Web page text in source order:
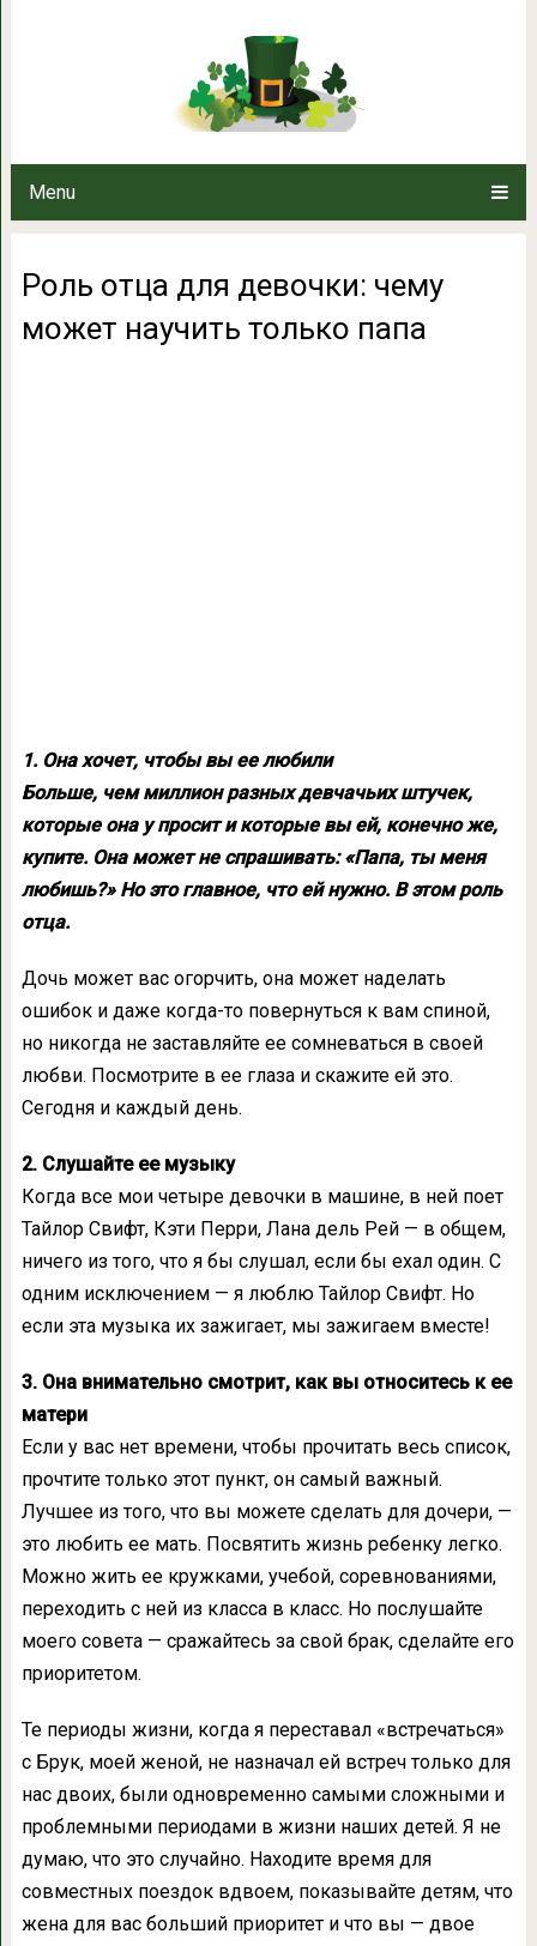
Menu
Роль отца для девочки:
Роль отца для девочки: чему
может научить только папа
1. Она хочет, чтобы вы ее любили
Больше, чем миллион разных девчачьих штучек,
которые она у просит и которые вы ей, конечно же,
купите. Она может не спрашивать: «Папа, ты меня
любишь?» Но это главное, что ей нужно. В этом роль
отца.
Дочь может вас огорчить, она может наделать
ошибок и даже когда-то повернуться к вам спиной,
но никогда не заставляйте ее сомневаться в своей
любви. Посмотрите в ее глаза и скажите ей это.
Сегодня и каждый день.
2. Слушайте ее музыку
Когда все мои четыре девочки в машине, в ней поет
Тайлор Свифт, Кэти Перри, Лана дель Рей — в общем,
ничего из того, что я бы слушал, если бы ехал один. С
одним исключением — я люблю Тайлор Свифт. Но
если эта музыка их зажигает, мы зажигаем вместе!
3. Она внимательно смотрит, как вы относитесь к ее
матери
Если у вас нет времени, чтобы прочитать весь список,
прочтите только этот пункт, он самый важный.
Лучшее из того, что вы можете сделать для дочери, —
это любить ее мать. Посвятить жизнь ребенку легко.
Можно жить ее кружками, учебой, cоревнованиями,
переходить с ней из класса в класс. Но послушайте
моего совета — сражайтесь за свой брак, сделайте его
приоритетом.
Те периоды жизни, когда я переставал «встречаться»
с Брук, моей женой, не назначал ей встреч только для
нас двоих, были одновременно самыми сложными и
проблемными периодами в жизни наших детей. Я не
думаю, что это случайно. Находите время для
совместных поездок вдвоем, показывайте детям, что
жена для вас больший приоритет и что вы — двое